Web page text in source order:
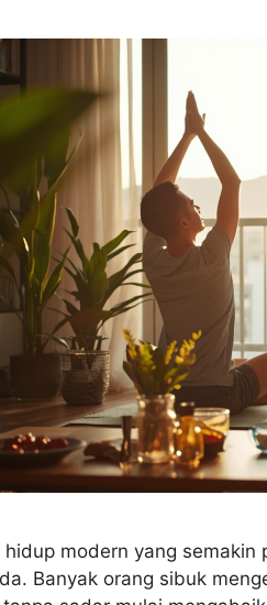
modern yang
Banyak orang sibuk